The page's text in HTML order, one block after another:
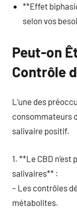
**Effet
selon vos
Peut-on
Contrôle
L’une des
consommateurs
salivaire positif.
1. **Le CBD
salivaires** :
– Les contrôles
métabolites.